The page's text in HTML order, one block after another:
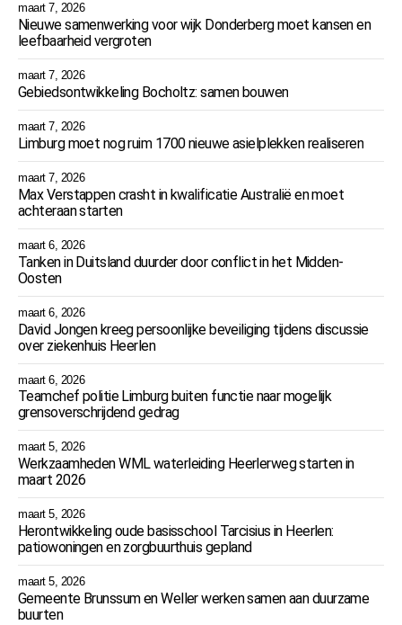
maart 7, 2026
Nieuwe samenwerking voor wijk Donderberg moet kansen en
leefbaarheid vergroten
maart 7, 2026
Gebiedsontwikkeling Bocholtz: samen bouwen
maart 7, 2026
Limburg moet nog ruim 1700 nieuwe asielplekken realiseren
maart 7, 2026
Max Verstappen crasht in kwalificatie Australië en moet
achteraan starten
maart 6, 2026
Tanken in Duitsland duurder door conflict in het Midden-
Oosten
maart 6, 2026
David Jongen kreeg persoonlijke beveiliging tijdens discussie
over ziekenhuis Heerlen
maart 6, 2026
Teamchef politie Limburg buiten functie naar mogelijk
grensoverschrijdend gedrag
maart 5, 2026
Werkzaamheden WML waterleiding Heerlerweg starten in
maart 2026
maart 5, 2026
Herontwikkeling oude basisschool Tarcisius in Heerlen:
patiowoningen en zorgbuurthuis gepland
maart 5, 2026
Gemeente Brunssum en Weller werken samen aan duurzame
buurten